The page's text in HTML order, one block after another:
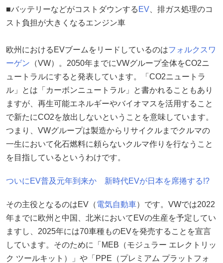
■バッテリーなどがコストダウンする EV 、排ガス処理のコ
スト負担が大きくなるエンジン車
欧州におけるEVブームをリードしているのはフォルクスワ
ーゲン （VW）。2050年までにVWグループ全体をCO2ニ
ュートラルにすると発表しています。「CO2ニュートラ
ル」とは「カーボンニュートラル」と書かれることもあり
ますが、再生可能エネルギーやバイオマスを活用すること
で新たにCO2を放出しないということを意味しています。
つまり、VWグループは製造からリサイクルまでクルマの
一生において化石燃料に頼らないクルマ作りを行なうこと
を目指しているというわけです。
ついにEV普及元年到来か 新時代EVが日本を席捲する!?
その主役となるのはEV（電気自動車）です。VWでは2022
年までに欧州と中国、北米においてEVの生産を予定してい
ますし、2025年には70車種ものEVを発売することを宣言
しています。そのために「MEB（モジュラー エレクトリッ
ク ツールキット）」や「PPE（プレミアム プラットフォ